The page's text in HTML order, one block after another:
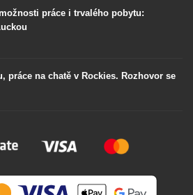
práce i trvalého pobytu:
práce na chatě v Rockies. Rozhovor se